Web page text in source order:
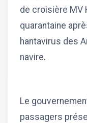
de croisière MV
quarantaine
hantavirus des
navire.
Le
passagers